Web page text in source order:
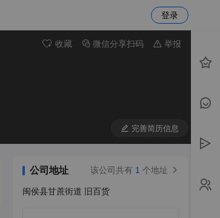
登录
收藏 微信分享扫码 举报
完善简历信息
公司地址 该公司共有 1 个地址
闽侯县甘蔗街道 旧百货